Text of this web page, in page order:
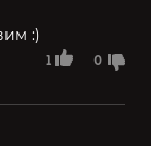
1 0
:)